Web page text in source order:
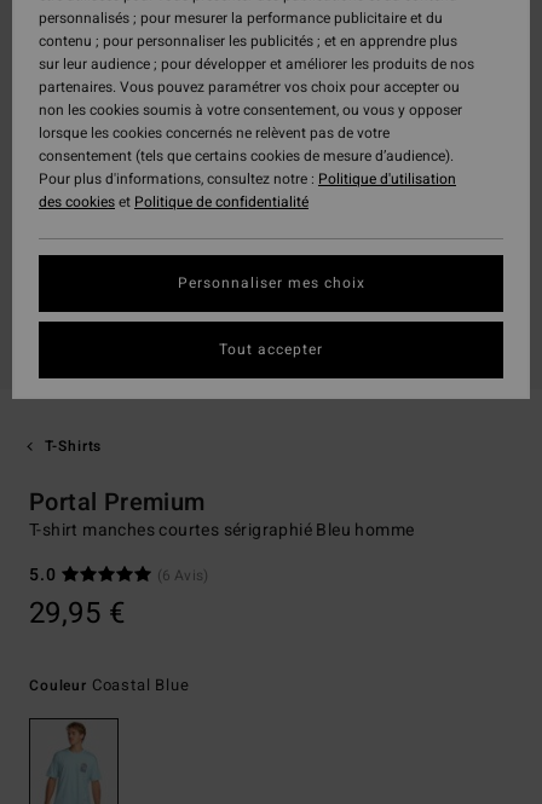
T-Shirts
Portal Premium
T-shirt manches courtes sérigraphié Bleu homme
5.0
(6 Avis)
29,95 €
Couleur Coastal Blue
personnalisés ; pour mesurer la performance publicitaire et du
contenu ; pour personnaliser les publicités ; et en apprendre plus
sur leur audience ; pour développer et améliorer les produits de nos
partenaires. Vous pouvez paramétrer vos choix pour accepter ou
non les cookies soumis à votre consentement, ou vous y opposer
lorsque les cookies concernés ne relèvent pas de votre
consentement (tels que certains cookies de mesure d’audience).
Pour plus d'informations, consultez notre : Politique d'utilisation
des cookieset Politique de confidentialité
Personnaliser mes choix
Tout accepter